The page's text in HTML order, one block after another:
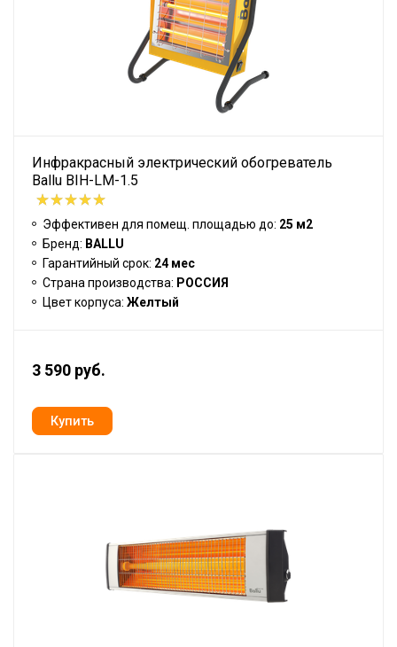
Инфракрасный электрический обогреватель
Ballu BIH-LM-1.5
Эффективен для помещ. площадью до: 25 м2
Бренд: BALLU
Гарантийный срок: 24 мес
Страна производства: РОССИЯ
Цвет корпуса: Желтый
3 590 руб.